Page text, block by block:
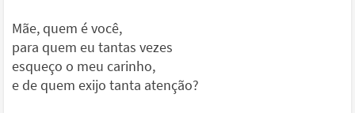
Mãe, quem é você,
para quem eu tantas vezes
esqueço o meu carinho,
e de quem exijo tanta atenção?